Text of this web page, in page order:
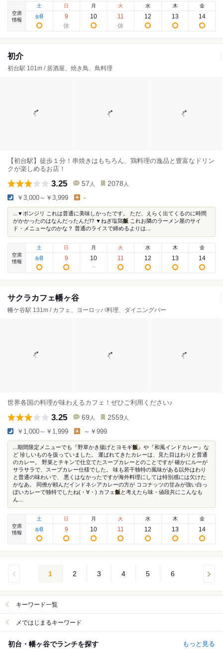
空席
情報
土
8/8
日
9
月
10
火
11
水
12
木
13
金
14
初介
初台駅 101m / 居酒屋、焼き鳥、鳥料理
【初台駅】徒歩１分！串焼きはもちろん、鶏料理の逸品と豊富なドリン
クが楽しめるお店！
3.25 57 人 2078 人
￥3,000～￥3,999 -
...▼ボンジリ これは普通に美味しかったです。 ただ、えらく出てくるのに時間
がかかったのはなんだったんだ!? ▼ねぎ塩鶏飯 これお隣のラーメン屋のサイ
ド・メニューなのかな？ 普通のライスで締めるよりは...
空席
情報
土
8/8
日
9
月
10
火
11
水
12
木
13
金
14
サクラカフェ幡ヶ谷
幡ケ谷駅 131m / カフェ、ヨーロッパ料理、ダイニングバー
世界各国の料理が味わえるカフェ！ぜひご利用ください♪
3.25 69 人 2559 人
￥1,000～￥1,999 ～￥999
...期間限定メニューでも『野草かき揚げとヨモギ飯 』や『和風インドカレー』な
ど 珍しいものを扱っていました。 運ばれてきたカレーは、見た目はわりと普通
のカレー。 野菜とチキンで仕立てたスープカレーとのことですが 確かにルーが
サラサラで、スープカレー仕様でした。 味も若干独特の風味がある以外はわり
と普通の味わいで、 悪くはなかったですが海外料理にしては特別感には欠けた
かなあ。 同僚が頼んだインドネシアカレーの方が ココナッツの甘みが強い白っ
ぽいカレーで独特でしたね(・∀・) カフェ飯 と考えたら味・値段共にこんなも
ん...
空席
情報
土
8/8
日
9
月
10
火
11
水
12
木
13
金
14
1 2 3 4 5 6
キーワード一覧
メではじまるキーワード
初台・幡ヶ谷でランチを探す もっと見る